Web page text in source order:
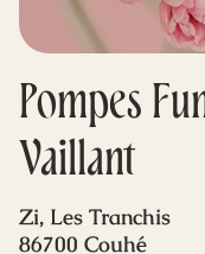
Blog
Pompes
Vaillant
Zi, Les Tranchis
86700 Couhé